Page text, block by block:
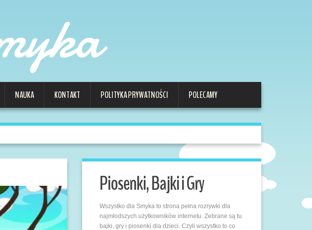
NAUKA KONTAKT POLITYKA PRYWATNOŚCI POLECAMY
Piosenki, Bajki i Gry
Wszystko dla Smyka to strona pełna rozrywki dla
najmłodszych użytkowników internetu. Zebrane są tu
bajki, gry i piosenki dla dzieci. Czyli wszystko to co